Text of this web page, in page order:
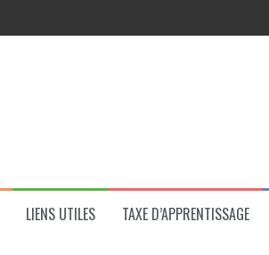
LIENS UTILES TAXE D’APPRENTISSAGE